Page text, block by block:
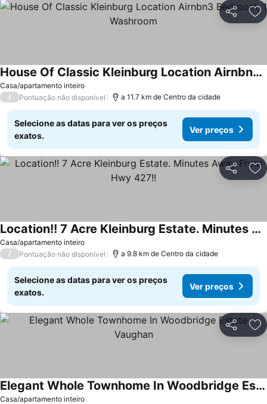
Partilhar
Casa/apartamento inteiro
House Of Classic Kleinburg Location Airnbn3 Bedroom, 1 Washroom
/ Pontuação não disponível a 11.7 km de Centro da cidade
Selecione as datas para ver os preços
exatos.
Ver preços
Partilhar
Casa/apartamento inteiro
Location!! 7 Acre Kleinburg Estate. Minutes Away From Hwy 427!!
/ Pontuação não disponível a 9.8 km de Centro da cidade
Selecione as datas para ver os preços
exatos.
Ver preços
Partilhar
Casa/apartamento inteiro
Elegant Whole Townhome In Woodbridge Estate Vaughan